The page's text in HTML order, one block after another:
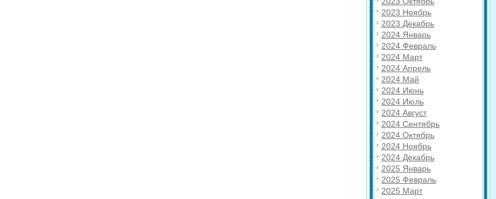
2023 Ноябрь
2023 Декабрь
2024 Январь
2024 Февраль
2024 Март
2024 Апрель
2024 Май
2024 Июнь
2024 Июль
2024 Август
2024 Сентябрь
2024 Октябрь
2024 Ноябрь
2024 Декабрь
2025 Январь
2025 Февраль
2025 Март